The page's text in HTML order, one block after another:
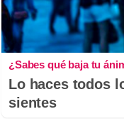
¿Sabes qué baja tu
Lo haces todos
sientes